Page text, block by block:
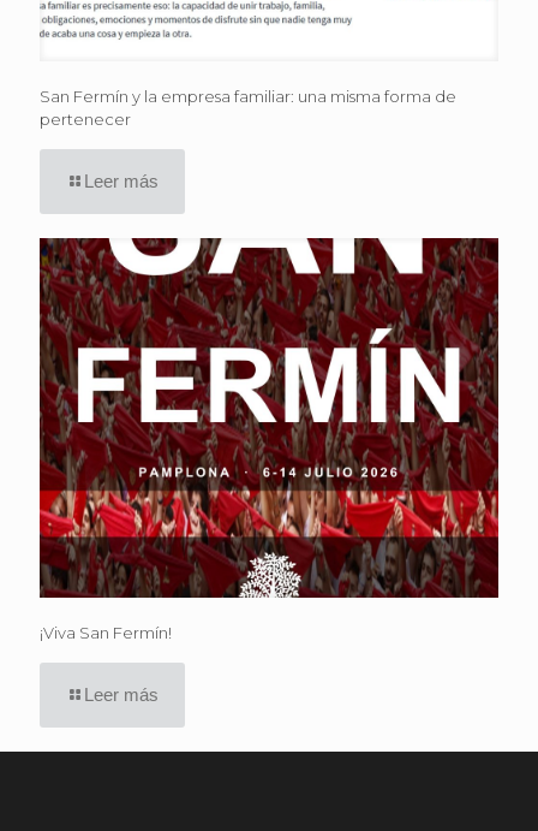
San Fermín y la empresa familiar: una misma forma de
pertenecer
Leer más
¡Viva San Fermín!
Leer más